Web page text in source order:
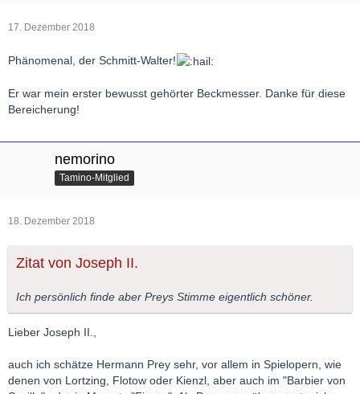
17. Dezember 2018
Phänomenal, der Schmitt-Walter!
Er war mein erster bewusst gehörter Beckmesser. Danke für diese
Bereicherung!
nemorino
Tamino-Mitglied
18. Dezember 2018
Zitat von Joseph II.
Ich persönlich finde aber Preys Stimme eigentlich schöner.
Lieber Joseph II.,
auch ich schätze Hermann Prey sehr, vor allem in Spielopern, wie
denen von Lortzing, Flotow oder Kienzl, aber auch im "Barbier von